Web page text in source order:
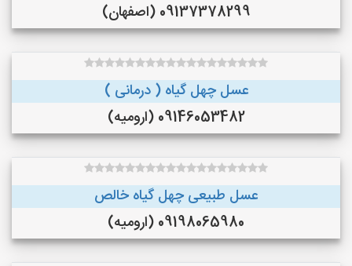
09137378299 (اصفهان)
عسل چهل گیاه ( درمانی )
09146053482 (ارومیه)
عسل طبیعی چهل گیاه خالص
09198065980 (ارومیه)